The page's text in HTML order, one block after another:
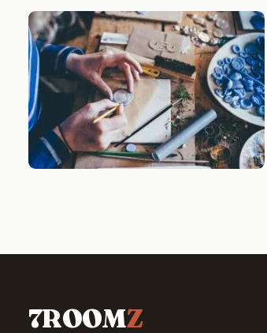
7ROOMZ